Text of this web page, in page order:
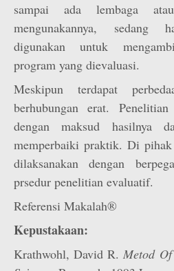
sampai ada lembaga
mengunakannya, sedang
digunakan untuk
program yang dievaluasi.
Meskipun terdapat
berhubungan erat.
dengan maksud hasilnya
memperbaiki praktik. Di
dilaksanakan dengan
prsedur penelitian evaluatif.
Referensi Makalah®
Kepustakaan:
Krathwohl, David R.Metod